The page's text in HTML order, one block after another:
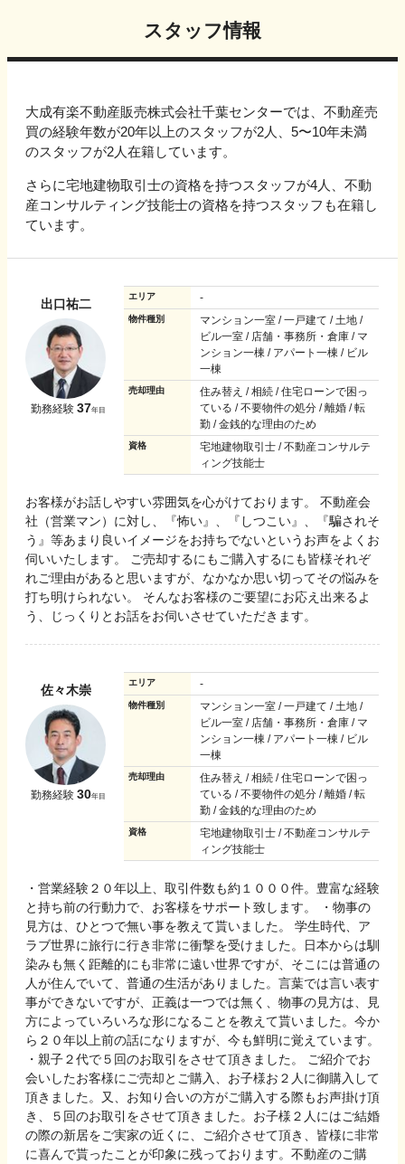
スタッフ情報
大成有楽不動産販売株式会社千葉センターでは、不動産売
買の経験年数が20年以上のスタッフが2人、5〜10年未満
のスタッフが2人在籍しています。
さらに宅地建物取引士の資格を持つスタッフが4人、不動
産コンサルティング技能士の資格を持つスタッフも在籍し
ています。
出口祐二
勤務経験 37年目
エリア -
物件種別
マンション一室 / 一戸建て / 土地 /
ビル一室 / 店舗・事務所・倉庫 / マ
ンション一棟 / アパート一棟 / ビル
一棟
売却理由
住み替え / 相続 / 住宅ローンで困っ
ている / 不要物件の処分 / 離婚 / 転
勤 / 金銭的な理由のため
資格
宅地建物取引士 / 不動産コンサルテ
ィング技能士
お客様がお話しやすい雰囲気を心がけております。 不動産会
社（営業マン）に対し、『怖い』、『しつこい』、『騙されそ
う』等あまり良いイメージをお持ちでないというお声をよくお
伺いいたします。 ご売却するにもご購入するにも皆様それぞ
れご理由があると思いますが、なかなか思い切ってその悩みを
打ち明けられない。 そんなお客様のご要望にお応え出来るよ
う、じっくりとお話をお伺いさせていただきます。
佐々木崇
勤務経験 30年目
エリア -
物件種別
マンション一室 / 一戸建て / 土地 /
ビル一室 / 店舗・事務所・倉庫 / マ
ンション一棟 / アパート一棟 / ビル
一棟
売却理由
住み替え / 相続 / 住宅ローンで困っ
ている / 不要物件の処分 / 離婚 / 転
勤 / 金銭的な理由のため
資格
宅地建物取引士 / 不動産コンサルテ
ィング技能士
・営業経験２０年以上、取引件数も約１０００件。豊富な経験
と持ち前の行動力で、お客様をサポート致します。 ・物事の
見方は、ひとつで無い事を教えて貰いました。 学生時代、ア
ラブ世界に旅行に行き非常に衝撃を受けました。日本からは馴
染みも無く距離的にも非常に遠い世界ですが、そこには普通の
人が住んでいて、普通の生活がありました。言葉では言い表す
事ができないですが、正義は一つでは無く、物事の見方は、見
方によっていろいろな形になることを教えて貰いました。今か
ら２０年以上前の話になりますが、今も鮮明に覚えています。
・親子２代で５回のお取引をさせて頂きました。 ご紹介でお
会いしたお客様にご売却とご購入、お子様お２人に御購入して
頂きました。又、お知り合いの方がご購入する際もお声掛け頂
き、５回のお取引をさせて頂きました。お子様２人にはご結婚
の際の新居をご実家の近くに、ご紹介させて頂き、皆様に非常
に喜んで貰ったことが印象に残っております。不動産のご購